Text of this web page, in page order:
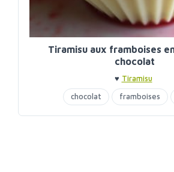
Tiramisu aux framboises
chocolat
♥ Tiramisu
chocolat
framboises